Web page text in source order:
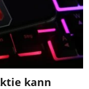
kann